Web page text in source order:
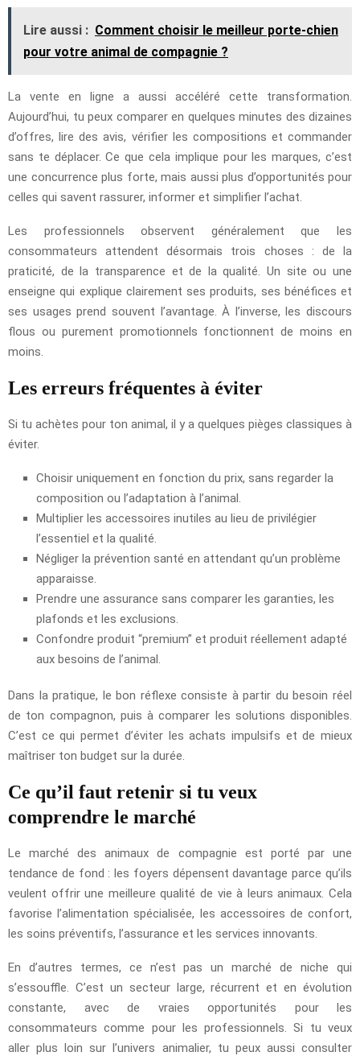
Lire aussi : Comment choisir le meilleur porte-chien
pour votre animal de compagnie ?
La vente en ligne a aussi accéléré cette transformation.
Aujourd’hui, tu peux comparer en quelques minutes des dizaines
d’offres, lire des avis, vérifier les compositions et commander
sans te déplacer. Ce que cela implique pour les marques, c’est
une concurrence plus forte, mais aussi plus d’opportunités pour
celles qui savent rassurer, informer et simplifier l’achat.
Les professionnels observent généralement que les
consommateurs attendent désormais trois choses : de la
praticité, de la transparence et de la qualité. Un site ou une
enseigne qui explique clairement ses produits, ses bénéfices et
ses usages prend souvent l’avantage. À l’inverse, les discours
flous ou purement promotionnels fonctionnent de moins en
moins.
Les erreurs fréquentes à éviter
Si tu achètes pour ton animal, il y a quelques pièges classiques à
éviter.
Choisir uniquement en fonction du prix, sans regarder la
composition ou l’adaptation à l’animal.
Multiplier les accessoires inutiles au lieu de privilégier
l’essentiel et la qualité.
Négliger la prévention santé en attendant qu’un problème
apparaisse.
Prendre une assurance sans comparer les garanties, les
plafonds et les exclusions.
Confondre produit “premium” et produit réellement adapté
aux besoins de l’animal.
Dans la pratique, le bon réflexe consiste à partir du besoin réel
de ton compagnon, puis à comparer les solutions disponibles.
C’est ce qui permet d’éviter les achats impulsifs et de mieux
maîtriser ton budget sur la durée.
Ce qu’il faut retenir si tu veux
comprendre le marché
Le marché des animaux de compagnie est porté par une
tendance de fond : les foyers dépensent davantage parce qu’ils
veulent offrir une meilleure qualité de vie à leurs animaux. Cela
favorise l’alimentation spécialisée, les accessoires de confort,
les soins préventifs, l’assurance et les services innovants.
En d’autres termes, ce n’est pas un marché de niche qui
s’essouffle. C’est un secteur large, récurrent et en évolution
constante, avec de vraies opportunités pour les
consommateurs comme pour les professionnels. Si tu veux
aller plus loin sur l’univers animalier, tu peux aussi consulter